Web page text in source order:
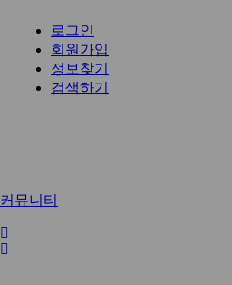
로그인
회원가입
정보찾기
검색하기
커뮤니티